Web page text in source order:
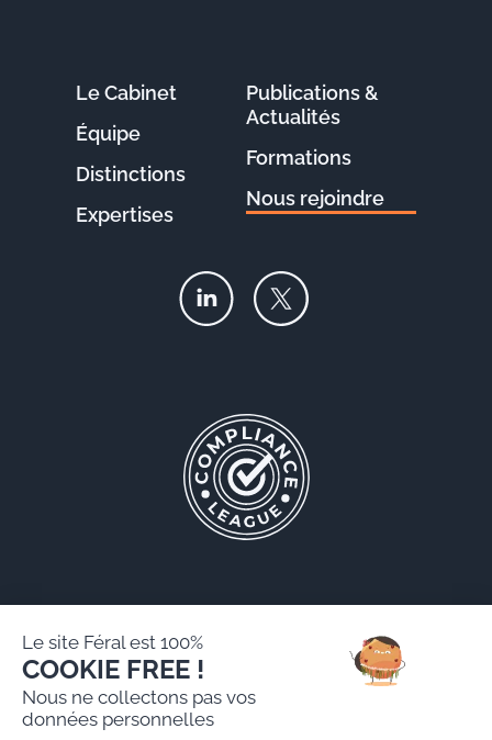
Le Cabinet
Équipe
Distinctions
Expertises
Publications &
Actualités
Formations
Nous rejoindre
Mentions légales
Le site Féral est 100%
COOKIE FREE !
Nous ne collectons pas vos
données personnelles